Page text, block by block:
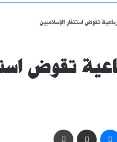
تقوض استنفار الإسلاميين
تقوض
ماسنجر مشاركة عبر البريد